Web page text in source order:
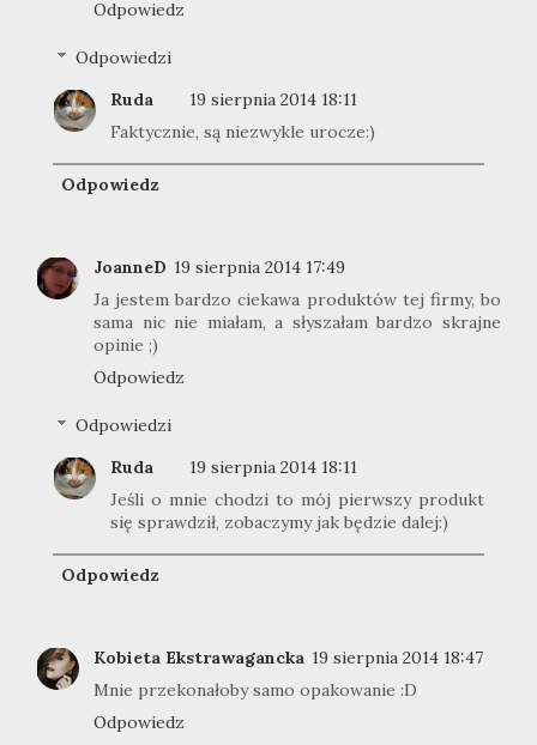
Odpowiedz
Odpowiedzi
Ruda
19 sierpnia 2014 18:11
Faktycznie, są niezwykle urocze:)
Odpowiedz
JoanneD 19 sierpnia 2014 17:49
Ja jestem bardzo ciekawa produktów tej firmy, bo
sama nic nie miałam, a słyszałam bardzo skrajne
opinie ;)
Odpowiedz
Odpowiedzi
Ruda
19 sierpnia 2014 18:11
Jeśli o mnie chodzi to mój pierwszy produkt
się sprawdził, zobaczymy jak będzie dalej:)
Odpowiedz
Kobieta Ekstrawagancka 19 sierpnia 2014 18:47
Mnie przekonałoby samo opakowanie :D
Odpowiedz